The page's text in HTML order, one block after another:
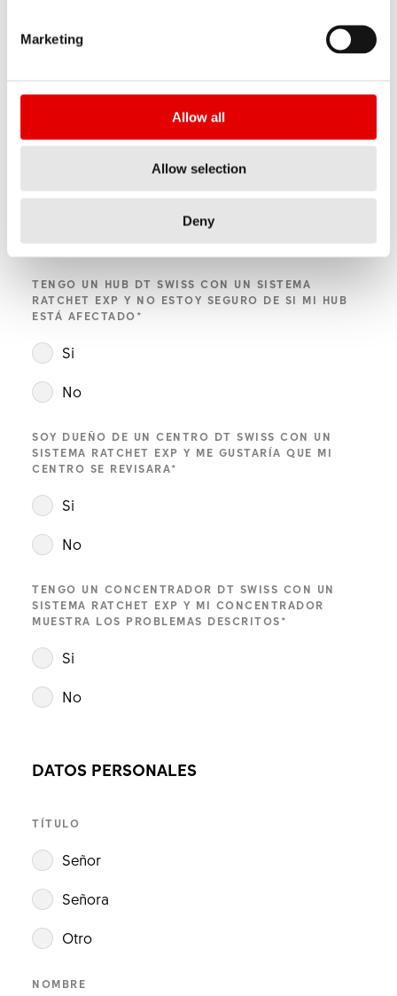
Marketing
Allow all
Allow selection
Deny
SWISS Y TENGO MÁS PREGUNTAS SOBRE ESTA
Si
TENGO UN HUB DT SWISS CON UN SISTEMA
RATCHET EXP Y NO ESTOY SEGURO DE SI MI HUB
ESTÁ AFECTADO*
Si
No
SOY DUEÑO DE UN CENTRO DT SWISS CON UN
SISTEMA RATCHET EXP Y ME GUSTARÍA QUE MI
CENTRO SE REVISARA*
Si
No
TENGO UN CONCENTRADOR DT SWISS CON UN
SISTEMA RATCHET EXP Y MI CONCENTRADOR
MUESTRA LOS PROBLEMAS DESCRITOS*
Si
No
DATOS PERSONALES
TÍTULO
Señor
Señora
Otro
NOMBRE